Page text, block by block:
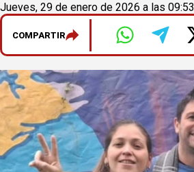
Jueves, 29 de enero de 2026 a las 09:53
COMPARTIR